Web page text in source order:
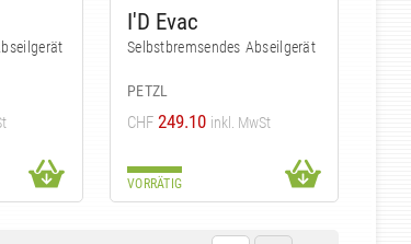
I'D Evac
Selbstbremsendes Abseilgerät
PETZL
CHF 249.10 inkl. MwSt
VORRÄTIG